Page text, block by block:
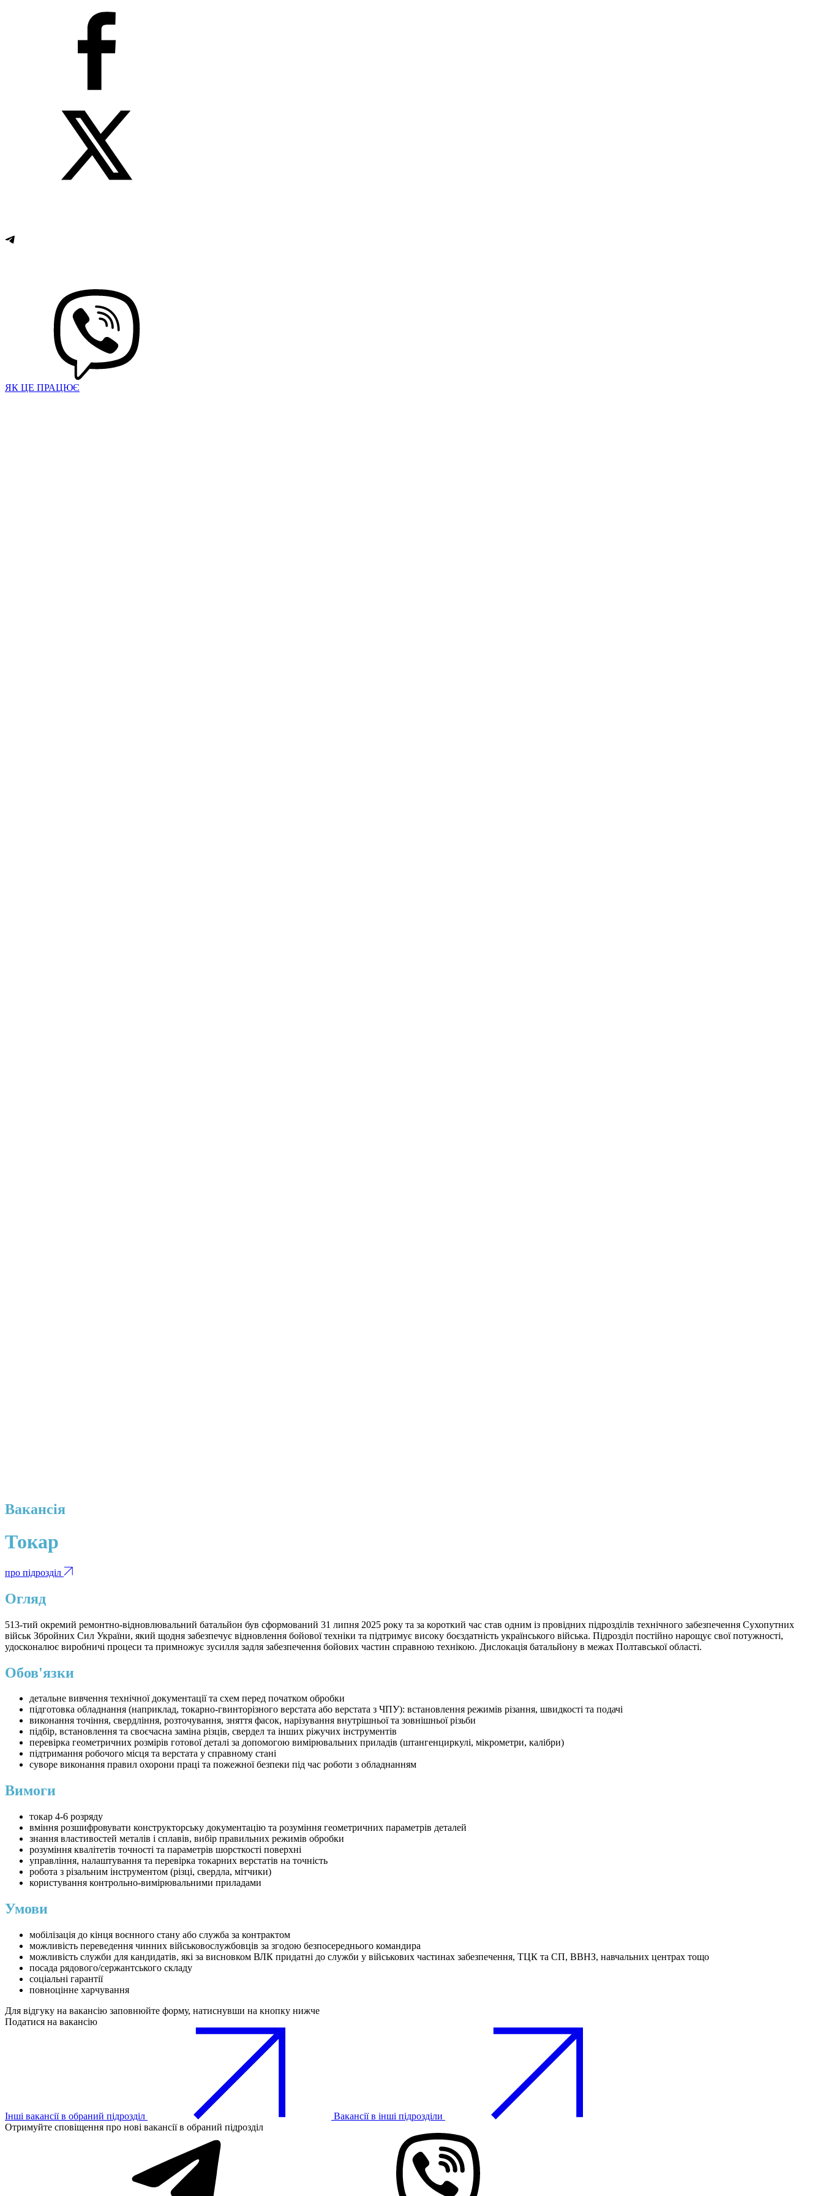
ЯК ЦЕ ПРАЦЮЄ
Вакансія
Токар
про підрозділ
Огляд
513-тий окремий ремонтно-відновлювальний батальйон був сформований 31 липня 2025 року та за короткий час став одним із провідних підрозділів технічного забезпечення Сухопутних
військ Збройних Сил України, який щодня забезпечує відновлення бойової техніки та підтримує високу боєздатність українського війська. Підрозділ постійно нарощує свої потужності,
удосконалює виробничі процеси та примножує зусилля задля забезпечення бойових частин справною технікою. Дислокація батальйону в межах Полтавської області.
Обов'язки
детальне вивчення технічної документації та схем перед початком обробки
підготовка обладнання (наприклад, токарно-гвинторізного верстата або верстата з ЧПУ): встановлення режимів різання, швидкості та подачі
виконання точіння, свердління, розточування, зняття фасок, нарізування внутрішньої та зовнішньої різьби
підбір, встановлення та своєчасна заміна різців, свердел та інших ріжучих інструментів
перевірка геометричних розмірів готової деталі за допомогою вимірювальних приладів (штангенциркулі, мікрометри, калібри)
підтримання робочого місця та верстата у справному стані
суворе виконання правил охорони праці та пожежної безпеки під час роботи з обладнанням
Вимоги
токар 4-6 розряду
вміння розшифровувати конструкторську документацію та розуміння геометричних параметрів деталей
знання властивостей металів і сплавів, вибір правильних режимів обробки
розуміння квалітетів точності та параметрів шорсткості поверхні
управління, налаштування та перевірка токарних верстатів на точність
робота з різальним інструментом (різці, свердла, мітчики)
користування контрольно-вимірювальними приладами
Умови
мобілізація до кінця воєнного стану або служба за контрактом
можливість переведення чинних військовослужбовців за згодою безпосереднього командира
можливість служби для кандидатів, які за висновком ВЛК придатні до служби у військових частинах забезпечення, ТЦК та СП, ВВНЗ, навчальних центрах тощо
посада рядового/сержантського складу
соціальні гарантії
повноцінне харчування
Для відгуку на вакансію заповнюйте форму, натиснувши на кнопку нижче
Податися на вакансію
Інші вакансії в обраний підрозділ
Вакансії в інші підрозділи
Отримуйте сповіщення про нові вакансії в обраний підрозділ